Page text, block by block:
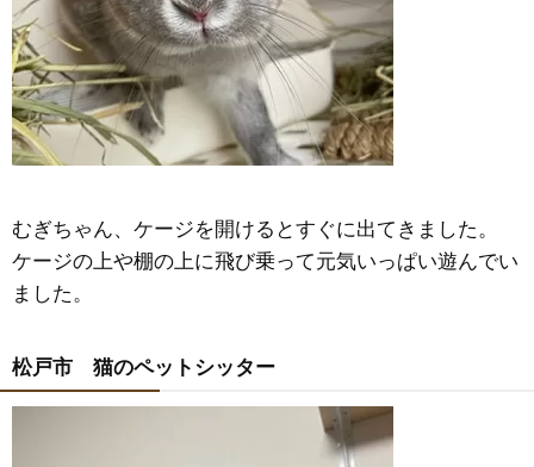
むぎちゃん、ケージを開けるとすぐに出てきました。
ケージの上や棚の上に飛び乗って元気いっぱい遊んでい
ました。
松戸市 猫のペットシッター